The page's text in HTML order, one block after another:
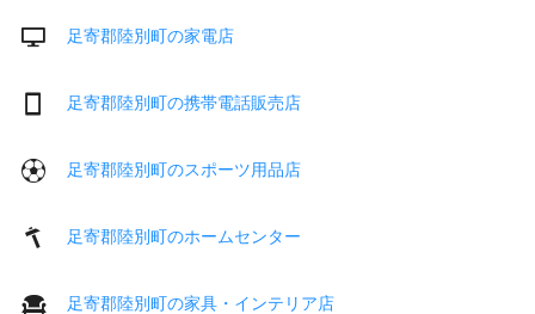
足寄郡陸別町の家電店
足寄郡陸別町の携帯電話販売店
足寄郡陸別町のスポーツ用品店
足寄郡陸別町のホームセンター
足寄郡陸別町の家具・インテリア店